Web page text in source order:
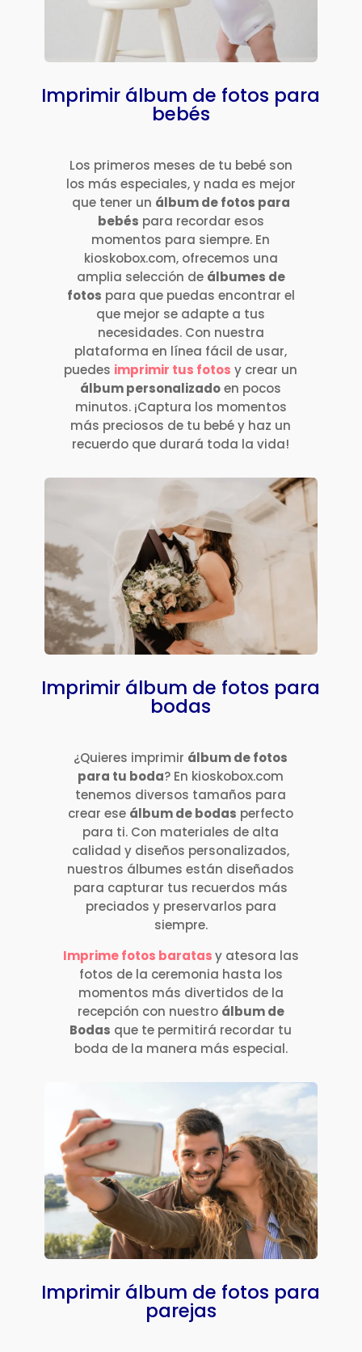
Imprimir álbum de fotos para
bebés
Los primeros meses de tu bebé son
los más especiales, y nada es mejor
que tener un álbum de fotos para
bebés para recordar esos
momentos para siempre. En
kioskobox.com, ofrecemos una
amplia selección de álbumes de
fotos para que puedas encontrar el
que mejor se adapte a tus
necesidades. Con nuestra
plataforma en línea fácil de usar,
puedes imprimir tus fotos y crear un
álbum personalizadoen pocos
minutos. ¡Captura los momentos
más preciosos de tu bebé y haz un
recuerdo que durará toda la vida!
Imprimir álbum de fotos para
bodas
¿Quieres imprimir álbum de fotos
para tu boda? En kioskobox.com
tenemos diversos tamaños para
crear ese álbum de bodas perfecto
para ti. Con materiales de alta
calidad y diseños personalizados,
nuestros álbumes están diseñados
para capturar tus recuerdos más
preciados y preservarlos para
siempre.
Imprime fotos baratasy atesora las
fotos de la ceremonia hasta los
momentos más divertidos de la
recepción con nuestro álbum de
Bodas que te permitirá recordar tu
boda de la manera más especial.
Imprimir álbum de fotos para
parejas